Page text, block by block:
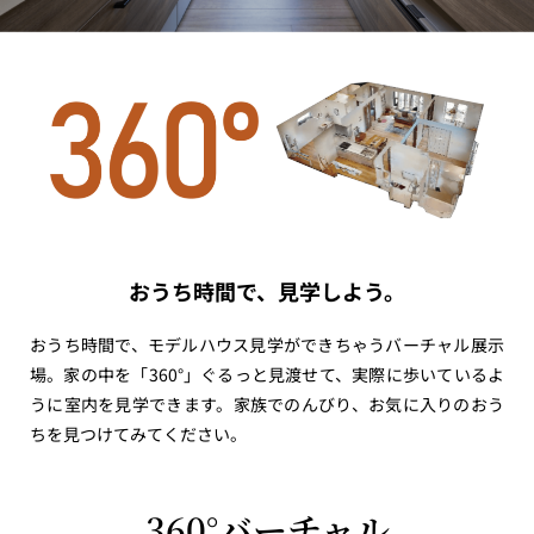
おうち時間で、見学しよう。
おうち時間で、モデルハウス見学ができちゃうバーチャル展示
場。家の中を「360°」ぐるっと見渡せて、実際に歩いているよ
うに室内を見学できます。家族でのんびり、お気に入りのおう
ちを見つけてみてください。